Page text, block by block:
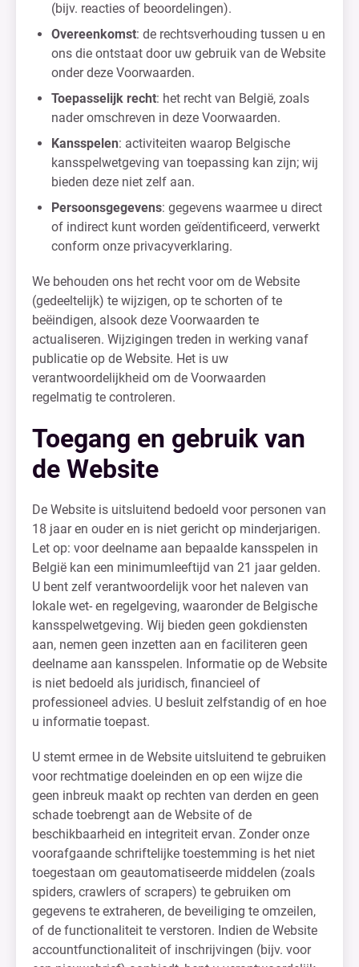
(bijv. reacties of beoordelingen).
Overeenkomst: de rechtsverhouding tussen u en
ons die ontstaat door uw gebruik van de Website
onder deze Voorwaarden.
Toepasselijk recht: het recht van België, zoals
nader omschreven in deze Voorwaarden.
Kansspelen: activiteiten waarop Belgische
kansspelwetgeving van toepassing kan zijn; wij
bieden deze niet zelf aan.
Persoonsgegevens: gegevens waarmee u direct
of indirect kunt worden geïdentificeerd, verwerkt
conform onze privacyverklaring.
We behouden ons het recht voor om de Website
(gedeeltelijk) te wijzigen, op te schorten of te
beëindigen, alsook deze Voorwaarden te
actualiseren. Wijzigingen treden in werking vanaf
publicatie op de Website. Het is uw
verantwoordelijkheid om de Voorwaarden
regelmatig te controleren.
Toegang en gebruik van
de Website
De Website is uitsluitend bedoeld voor personen van
18 jaar en ouder en is niet gericht op minderjarigen.
Let op: voor deelname aan bepaalde kansspelen in
België kan een minimumleeftijd van 21 jaar gelden.
U bent zelf verantwoordelijk voor het naleven van
lokale wet- en regelgeving, waaronder de Belgische
kansspelwetgeving. Wij bieden geen gokdiensten
aan, nemen geen inzetten aan en faciliteren geen
deelname aan kansspelen. Informatie op de Website
is niet bedoeld als juridisch, financieel of
professioneel advies. U besluit zelfstandig of en hoe
u informatie toepast.
U stemt ermee in de Website uitsluitend te gebruiken
voor rechtmatige doeleinden en op een wijze die
geen inbreuk maakt op rechten van derden en geen
schade toebrengt aan de Website of de
beschikbaarheid en integriteit ervan. Zonder onze
voorafgaande schriftelijke toestemming is het niet
toegestaan om geautomatiseerde middelen (zoals
spiders, crawlers of scrapers) te gebruiken om
gegevens te extraheren, de beveiliging te omzeilen,
of de functionaliteit te verstoren. Indien de Website
accountfunctionaliteit of inschrijvingen (bijv. voor